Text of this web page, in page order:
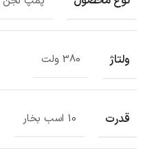
ولتاژ 380 ولت
قدرت 10 اسب بخار